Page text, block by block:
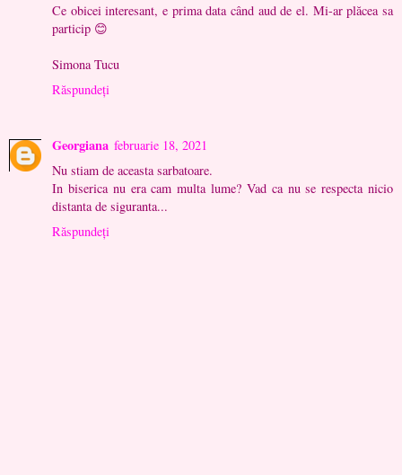
Ce obicei interesant, e prima data când aud de el. Mi-ar plăcea sa
particip 😊
Simona Tucu
Răspundeți
Georgiana februarie 18, 2021
Nu stiam de aceasta sarbatoare.
In biserica nu era cam multa lume? Vad ca nu se respecta nicio
distanta de siguranta...
Răspundeți